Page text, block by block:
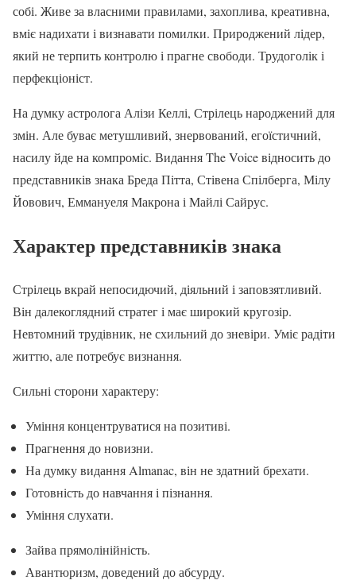
собі. Живе за власними правилами, захоплива, креативна,
вміє надихати і визнавати помилки. Природжений лідер,
який не терпить контролю і прагне свободи. Трудоголік і
перфекціоніст.
На думку астролога Алізи Келлі, Стрілець народжений для
змін. Але буває метушливий, знервований, егоїстичний,
насилу йде на компроміс. Видання The Voice відносить до
представників знака Бреда Пітта, Стівена Спілберга, Мілу
Йовович, Еммануеля Макрона і Майлі Сайрус.
Характер представників знака
Стрілець вкрай непосидючий, діяльний і заповзятливий.
Він далекоглядний стратег і має широкий кругозір.
Невтомний трудівник, не схильний до зневіри. Уміє радіти
життю, але потребує визнання.
Сильні сторони характеру:
Уміння концентруватися на позитиві.
Прагнення до новизни.
На думку видання Almanac, він не здатний брехати.
Готовність до навчання і пізнання.
Уміння слухати.
Зайва прямолінійність.
Авантюризм, доведений до абсурду.